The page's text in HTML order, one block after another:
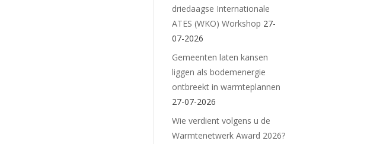
driedaagse Internationale
ATES (WKO) Workshop 27-
07-2026
Gemeenten laten kansen
liggen als bodemenergie
ontbreekt in warmteplannen
27-07-2026
Wie verdient volgens u de
Warmtenetwerk Award 2026?